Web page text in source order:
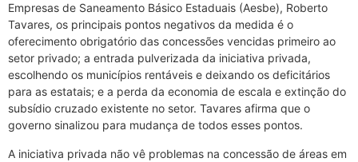
Empresas de Saneamento Básico Estaduais (Aesbe), Roberto
Tavares, os principais pontos negativos da medida é o
oferecimento obrigatório das concessões vencidas primeiro ao
setor privado; a entrada pulverizada da iniciativa privada,
escolhendo os municípios rentáveis e deixando os deficitários
para as estatais; e a perda da economia de escala e extinção do
subsídio cruzado existente no setor. Tavares afirma que o
governo sinalizou para mudança de todos esses pontos.
A iniciativa privada não vê problemas na concessão de áreas em